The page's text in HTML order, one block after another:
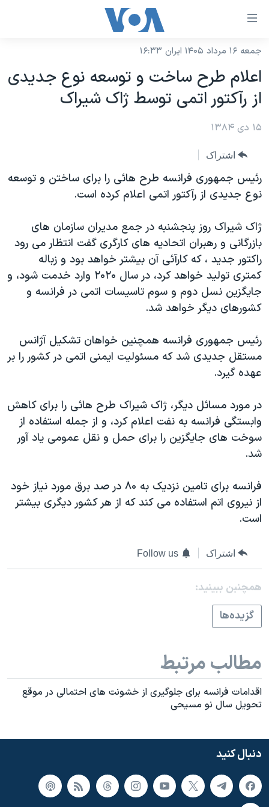
لینکهای
دسترسی
جهش
به
محتوای
اصلی
جهش
صفحه
اصلی
جهش
جستجو
نسخه سبک وب‌سایت
موضوع ها
ایران
آمریکا
ورزشی
ویژه برنامه‌ها
ویدیوها
فرهنگ و زندگی
حقوق شهروندی
علم و فناوری
اسرائیل در جنگ
آرشیو پخش زنده
برنامه های تلویزیونی
جدول برنامه ها
صفحه‌های ویژه
جام جهانی ۲۰۲۶
۲۵۰سالگی آمریکا
بایگانی برنامه‌های تلویزیونی
مستندها
انتخابات ریاست جمهوری آمریکا ۲۰۲۴
رمز مهسا
ورزش زنان در ایران
مجموعه مستندهای دادخواهی
تریبونال مردمی آبان ۹۸
دادگاه حمید نوری
قانون شفافیت دارائی کادر رهبری ایران
اعتراضات مردمی آبان ۹۸
نرگس محمدی برنده جایزه نوبل صلح
همایش محافظه‌کاران آمریکا «سی‌پک»
صفحه‌های ویژه
سفر پرزیدنت ترامپ به چین
فرکانس‌های صدای آمریکا
یادگیری زبان انگلیسی
دنبال کنید
زبانهای مختلف
جمعه ۱۶ مرداد ۱۴۰۵ ایران ۱۶:۳۳
اعلام طرح ساخت و توسعه نوع جديدی
از رآکتور اتمی توسط ژاک شيراک
۱۵ دی ۱۳۸۴
اشتراک
رئيس جمهوری فرانسه طرح هائی را برای ساختن و توسعه
نوع جديدی از رآکتور اتمی اعلام کرده است.
ژاک شيراک روز پنجشنبه در جمع مديران سازمان های
بازرگانی و رهبران اتحاديه های کارگری گفت انتظار می رود
راکتور جديد ، که کارآئی آن بيشتر خواهد بود و زباله
کمتری توليد خواهد کرد، در سال ۲۰۲۰ وارد خدمت شود، و
جايگزين نسل دوم و سوم تاسيسات اتمی در فرانسه و
کشورهای ديگر خواهد شد.
رئيس جمهوری فرانسه همچنين خواهان تشکيل آژانس
مستقل جديدی شد که مسئوليت ايمنی اتمی در کشور را بر
عهده گيرد.
در مورد مسائل ديگر، ژاک شيراک طرح هائی را برای کاهش
وابستگی فرانسه به نفت اعلام کرد، و از جمله استفاده از
سوخت های جايگزين را برای حمل و نقل عمومی ياد آور
شد.
فرانسه برای تامين نزديک به ۸۰ در صد برق مورد نياز خود
از نيروی اتم استفاده می کند که از هر کشور ديگری بيشتر
است.
اشتراک Follow us
همچنبن ببینید:
گزيده‌ها
مطالب مرتبط
اقدامات فرانسه برای جلوگيری از خشونت های احتمالی در موقع
تحويل سال نو مسيحی
دنبال کنید